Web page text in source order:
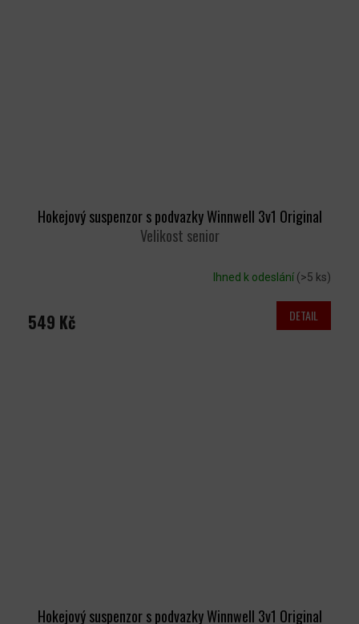
Hokejový suspenzor s podvazky Winnwell 3v1 Original
Velikost senior
Ihned k odeslání (>5 ks)
549 Kč DETAIL
Hokejový suspenzor s podvazky Winnwell 3v1 Original